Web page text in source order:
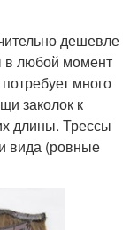
дешевле
в любой момент
много
заколок к
длины. Трессы
вида (ровные